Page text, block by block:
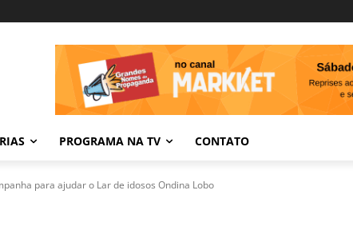
PROGRAMA NA TV CONTATO
para ajudar o Lar de idosos Ondina Lobo